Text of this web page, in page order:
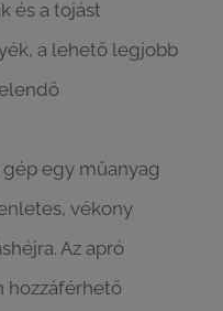
és a tojást
a lehető legjobb
egy műanyag
vékony
Az apró
hozzáférhető